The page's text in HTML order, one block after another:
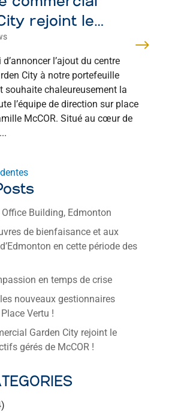
rejoint le
d’actifs gérés de
d’annoncer l’ajout du centre
City à notre portefeuille
souhaite chaleureusement la
l’équipe de direction sur place
McCOR. Situé au cœur de
Office Building, Edmonton
de bienfaisance et aux
en cette période des
en temps de crise
nouveaux gestionnaires
Vertu !
Garden City rejoint le
gérés de McCOR !